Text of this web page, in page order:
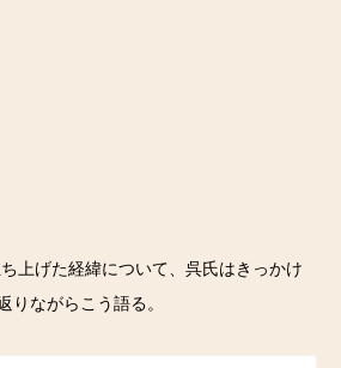
上げた経緯について、呉氏はきっかけ
りながらこう語る。